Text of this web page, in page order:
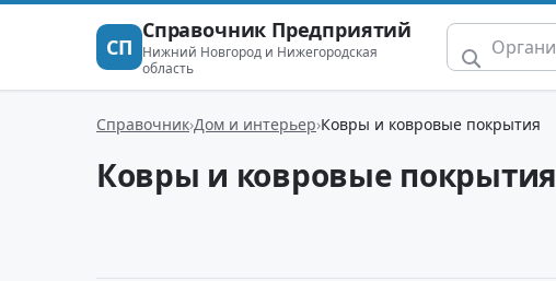
СП
Справочник Предприятий
Нижний Новгород и Нижегородская
область
Справочник Дом и интерьер Ковры и ковровые покрытия
Ковры и ковровые покрытия